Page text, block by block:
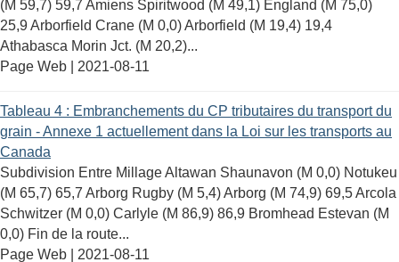
(M 59,7) 59,7 Amiens Spiritwood (M 49,1) England (M 75,0)
25,9 Arborfield Crane (M 0,0) Arborfield (M 19,4) 19,4
Athabasca Morin Jct. (M 20,2)...
Page Web | 2021-08-11
Tableau 4 : Embranchements du CP tributaires du transport du
grain - Annexe 1 actuellement dans la Loi sur les transports au
Canada
Subdivision Entre Millage Altawan Shaunavon (M 0,0) Notukeu
(M 65,7) 65,7 Arborg Rugby (M 5,4) Arborg (M 74,9) 69,5 Arcola
Schwitzer (M 0,0) Carlyle (M 86,9) 86,9 Bromhead Estevan (M
0,0) Fin de la route...
Page Web | 2021-08-11